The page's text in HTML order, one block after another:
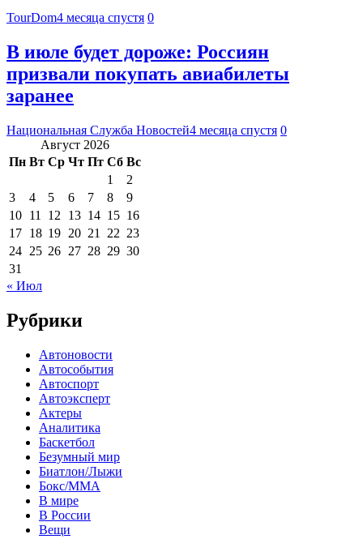
TourDom4 месяца спустя 0
В июле будет дороже: Россиян
призвали покупать авиабилеты
заранее
Национальная Служба Новостей4 месяца спустя 0
Август 2026
Пн Вт Ср Чт Пт Сб Вс
1
2
3
4 5 6 7 8
9
10 11 12 13 14 15 16
17 18 19 20 21 22 23
24 25 26 27 28 29 30
31
« Июл
Рубрики
Автоновости
Автособытия
Автоспорт
Автоэксперт
Актеры
Аналитика
Баскетбол
Безумный мир
Биатлон/Лыжи
Бокс/MMA
В мире
В России
Вещи